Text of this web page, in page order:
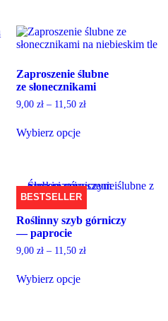
has
multiple
variants.
options
may
be
chosen
the
Zaproszenie ślubne
ze słonecznikami
9,00 zł– 11,50 zł
Wybierz opcje
multiple
variants.
The
options
may
be
on
the
BESTSELLER
Roślinny szyb górniczy
— paprocie
9,00 zł– 11,50 zł
Wybierz opcje